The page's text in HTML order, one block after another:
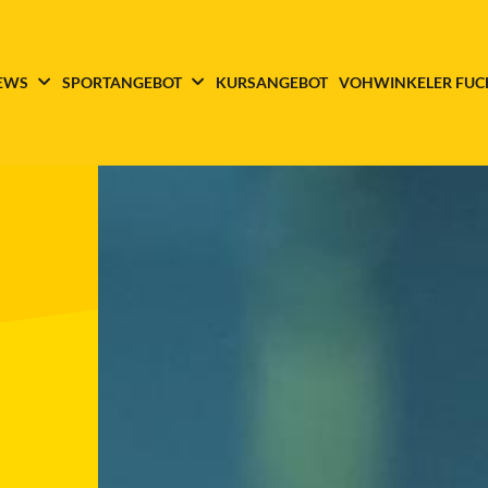
SPORTANGEBOT KURSANGEBOT VOHWINKELER